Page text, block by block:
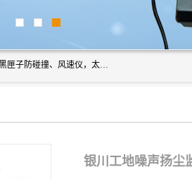
上海宇叶电子科技有限公司是吊钩视频监控、升降机监控、卸料平台监控、塔吊防碰撞、黑匣子防碰撞、风速仪，太阳能障碍灯安全提示灯等一系列升降机的常用配件产品专业研发生产加工的公司，拥有完整、科学的质量管理体系。
银川工地噪声扬尘